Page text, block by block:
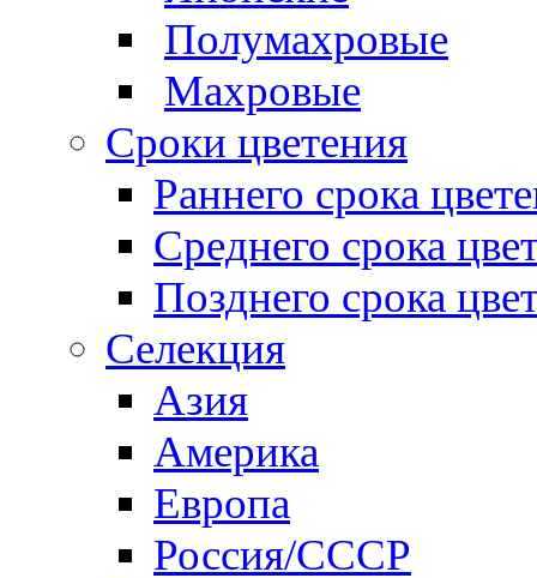
Полумахровые
Махровые
Сроки цветения
Раннего срока
Среднего срока
Позднего срока
Селекция
Азия
Америка
Европа
Россия/СССР